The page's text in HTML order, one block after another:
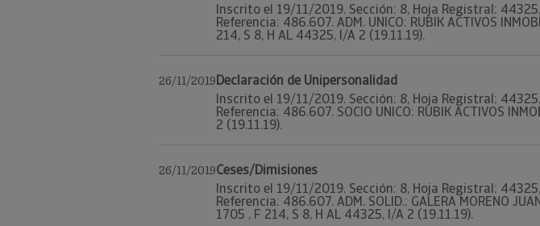
Inscrito el 19/11/2019. Sección: 8, Hoja Registral:
Referencia: 486.607. ADM. UNICO: RUBIK ACTIVOS
214, S 8, H AL 44325, I/A 2 (19.11.19).
26/11/2019Declaración de Unipersonalidad
Inscrito el 19/11/2019. Sección: 8, Hoja Registral:
Referencia: 486.607. SOCIO UNICO: RUBIK ACTIVOS
2 (19.11.19).
26/11/2019Ceses/Dimisiones
Inscrito el 19/11/2019. Sección: 8, Hoja Registral:
Referencia: 486.607. ADM. SOLID.: GALERA MORENO
1705 , F 214, S 8, H AL 44325, I/A 2 (19.11.19).